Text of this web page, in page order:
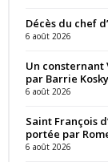
Décès du chef
6 août 2026
Un consternant
par Barrie
6 août 2026
Saint François
portée par
6 août 2026